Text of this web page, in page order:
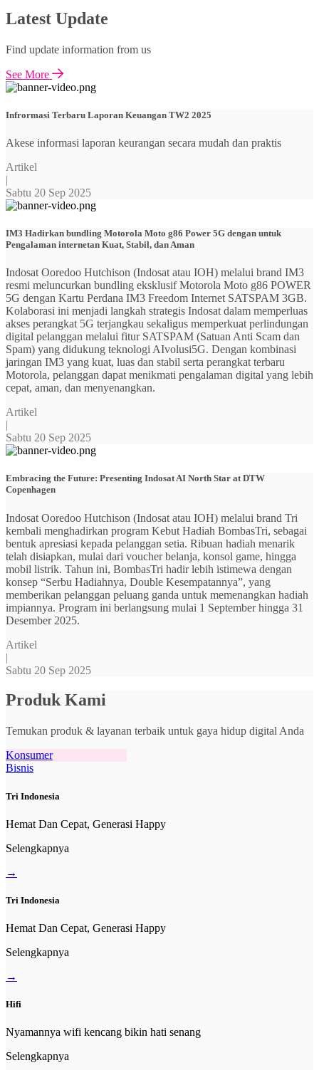
Latest Update
Find update information from us
See More
Infrormasi Terbaru Laporan Keuangan TW2 2025
Akese informasi laporan keurangan secara mudah dan praktis
Artikel
|
Sabtu 20 Sep 2025
IM3 Hadirkan bundling Motorola Moto g86 Power 5G dengan untuk
Pengalaman internetan Kuat, Stabil, dan Aman
Indosat Ooredoo Hutchison (Indosat atau IOH) melalui brand IM3
resmi meluncurkan bundling eksklusif Motorola Moto g86 POWER
5G dengan Kartu Perdana IM3 Freedom Internet SATSPAM 3GB.
Kolaborasi ini menjadi langkah strategis Indosat dalam memperluas
akses perangkat 5G terjangkau sekaligus memperkuat perlindungan
digital pelanggan melalui fitur SATSPAM (Satuan Anti Scam dan
Spam) yang didukung teknologi AIvolusi5G. Dengan kombinasi
jaringan IM3 yang kuat, luas dan stabil serta perangkat terbaru
Motorola, pelanggan dapat menikmati pengalaman digital yang lebih
cepat, aman, dan menyenangkan.
Artikel
|
Sabtu 20 Sep 2025
Embracing the Future: Presenting Indosat AI North Star at DTW
Copenhagen
Indosat Ooredoo Hutchison (Indosat atau IOH) melalui brand Tri
kembali menghadirkan program Kebut Hadiah BombasTri, sebagai
bentuk apresiasi kepada pelanggan setia. Ribuan hadiah menarik
telah disiapkan, mulai dari voucher belanja, konsol game, hingga
mobil listrik. Tahun ini, BombasTri hadir lebih istimewa dengan
konsep “Serbu Hadiahnya, Double Kesempatannya”, yang
memberikan pelanggan peluang ganda untuk memenangkan hadiah
impiannya. Program ini berlangsung mulai 1 September hingga 31
Desember 2025.
Artikel
|
Sabtu 20 Sep 2025
Produk Kami
Temukan produk & layanan terbaik untuk gaya hidup digital Anda
Konsumer
Bisnis
Tri Indonesia
Hemat Dan Cepat, Generasi Happy
Selengkapnya
→
Tri Indonesia
Hemat Dan Cepat, Generasi Happy
Selengkapnya
→
Hifi
Nyamannya wifi kencang bikin hati senang
Selengkapnya